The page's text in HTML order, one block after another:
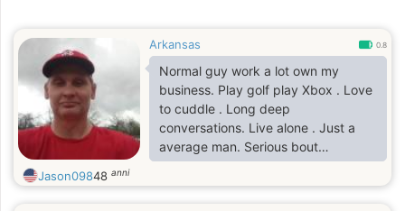
Arkansas 0.8
Normal guy work a lot own my
business. Play golf play Xbox . Love
to cuddle . Long deep
conversations. Live alone . Just a
average man. Serious bout
marriage. To old for games so
serious females only . If I've liked
Jason09848 anni